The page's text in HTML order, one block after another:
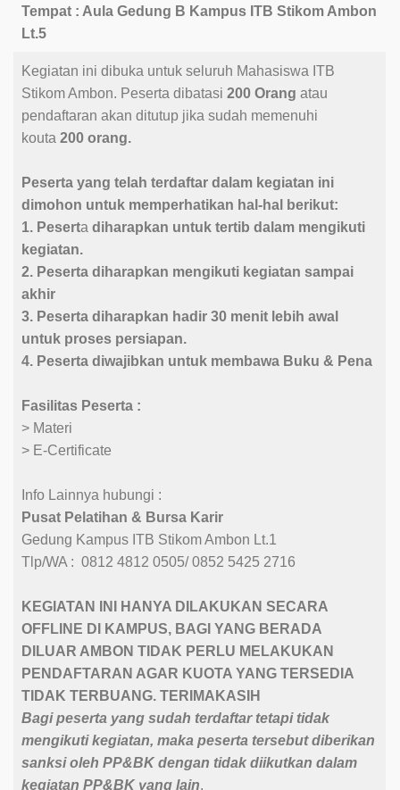
Tempat : Aula Gedung B Kampus ITB Stikom Ambon
Lt.5
Kegiatan ini dibuka untuk seluruh Mahasiswa ITB
Stikom Ambon. Peserta dibatasi 200 Orang atau
pendaftaran akan ditutup jika sudah memenuhi
kouta 200 orang.
Peserta yang telah terdaftar dalam kegiatan ini
dimohon untuk memperhatikan hal-hal berikut:
1. Peserta diharapkan untuk tertib dalam mengikuti
kegiatan.
2. Peserta diharapkan mengikuti kegiatan sampai
akhir
3. Peserta diharapkan hadir 30 menit lebih awal
untuk proses persiapan.
4. Peserta diwajibkan untuk membawa Buku & Pena
Fasilitas Peserta :
> Materi
> E-Certificate
Info Lainnya hubungi :
Pusat Pelatihan & Bursa Karir
Gedung Kampus ITB Stikom Ambon Lt.1
Tlp/WA : 0812 4812 0505/ 0852 5425 2716
KEGIATAN INI HANYA DILAKUKAN SECARA
OFFLINE DI KAMPUS, BAGI YANG BERADA
DILUAR AMBON TIDAK PERLU MELAKUKAN
PENDAFTARAN AGAR KUOTA YANG TERSEDIA
TIDAK TERBUANG. TERIMAKASIH
Bagi peserta yang sudah terdaftar tetapi tidak
mengikuti kegiatan, maka peserta tersebut diberikan
sanksi oleh PP&BK dengan tidak diikutkan dalam
kegiatan PP&BK yang lain.